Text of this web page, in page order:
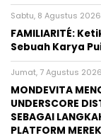
Sabtu, 8 Agustus 2026
FAMILIARITÉ:
Sebuah Karya
Jumat, 7 Agustus
MONDEVITA
UNDERSCORE
SEBAGAI
PLATFORM